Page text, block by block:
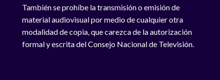
También se prohíbe la transmisión o emisión de
material audiovisual por medio de cualquier otra
modalidad de copia, que carezca de la autorización
formal y escrita del Consejo Nacional de Televisión.